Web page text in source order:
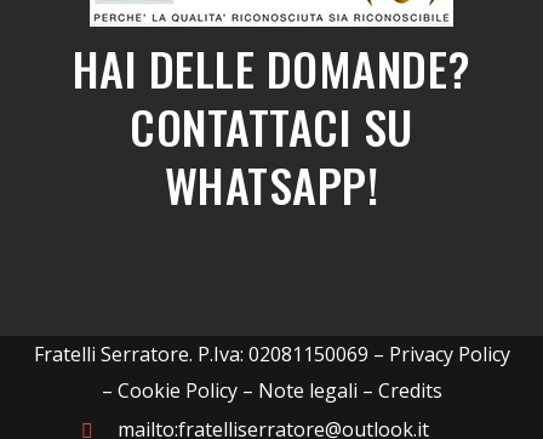
HAI DELLE DOMANDE?
CONTATTACI SU
WHATSAPP!
Fratelli Serratore. P.Iva: 02081150069 – Privacy Policy
– Cookie Policy – Note legali – Credits
mailto:fratelliserratore@outlook.it